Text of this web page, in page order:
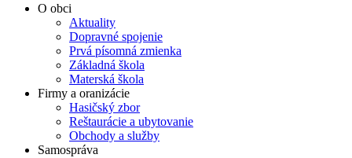
O obci
Aktuality
Dopravné spojenie
Prvá písomná zmienka
Základná škola
Materská škola
Firmy a oranizácie
Hasičský zbor
Reštaurácie a ubytovanie
Obchody a služby
Samospráva